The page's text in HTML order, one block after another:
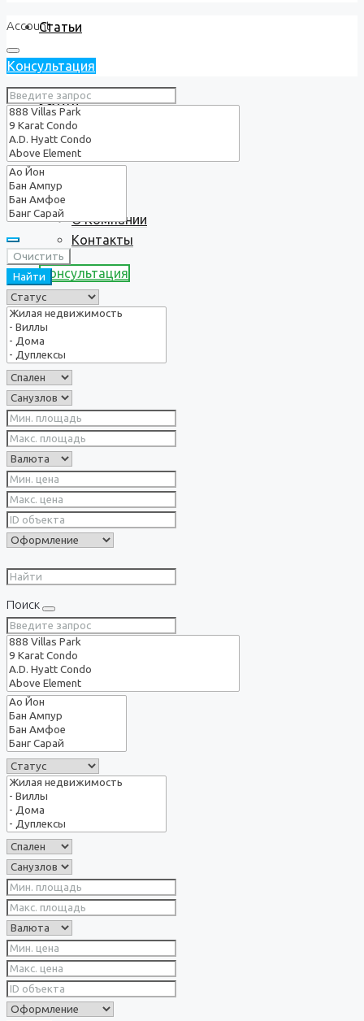
Статьи
Услуги
О нас
О Компании
Контакты
Консультация
Account
Консультация
Очистить
Найти
Поиск